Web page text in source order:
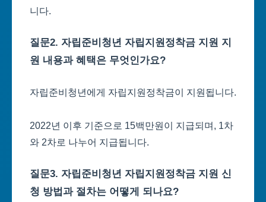
니다.
질문2. 자립준비청년 자립지원정착금 지원 지
원 내용과 혜택은 무엇인가요?
자립준비청년에게 자립지원정착금이 지원됩니다.
2022년 이후 기준으로 15백만원이 지급되며, 1차
와 2차로 나누어 지급됩니다.
질문3. 자립준비청년 자립지원정착금 지원 신
청 방법과 절차는 어떻게 되나요?